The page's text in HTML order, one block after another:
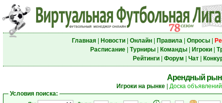
Главная| Новости| Онлайн| Правила| Опросы|
Расписание| Турниры| Команды| Игроки|
Рейтинги| Форум Чат|
Арендный
Игроки на рынке
Доска объявлений
Условия поиска: